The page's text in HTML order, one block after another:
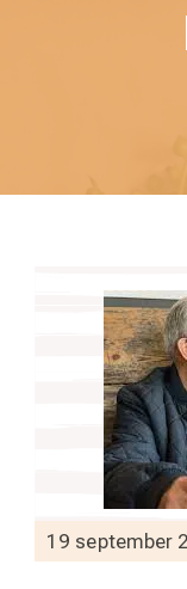
19 september